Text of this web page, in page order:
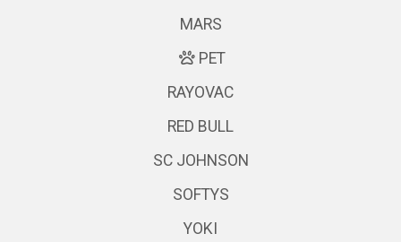
MARS
PET
RAYOVAC
RED BULL
SC JOHNSON
SOFTYS
YOKI